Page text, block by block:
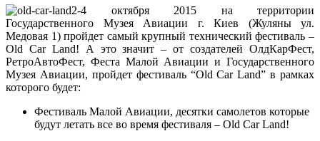
2-4 октября 2015 на территории
Государственного Музея Авиации г. Киев (Жуляны ул.
Медовая 1) пройдет самый крупный технический фестиваль –
Old Car Land! А это значит – от создателей ОлдКарФест,
РетроАвтоФест, Феста Малой Авиации и Государственного
Музея Авиации, пройдет фестиваль “Old Car Land” в рамках
которого будет:
Фестиваль Малой Авиации, десятки самолетов которые
будут летать все во время фестиваля – Old Car Land!